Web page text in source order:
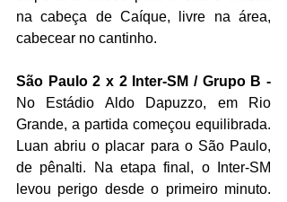
na cabeça de Caíque, livre na área,
cabecear no cantinho.
São Paulo 2 x 2 Inter-SM / Grupo B -
No Estádio Aldo Dapuzzo, em Rio
Grande, a partida começou equilibrada.
Luan abriu o placar para o São Paulo,
de pênalti. Na etapa final, o Inter-SM
levou perigo desde o primeiro minuto.